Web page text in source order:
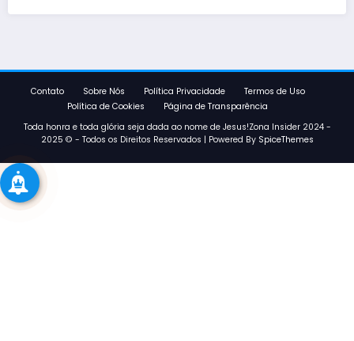
Contato Sobre Nós Política Privacidade
Termos de Uso
Política de Cookies
Página de Transparência
Toda honra e toda glória seja dada ao nome de Jesus!Zona Insider 2024 -
2025 © - Todos os Direitos Reservados | Powered By SpiceThemes